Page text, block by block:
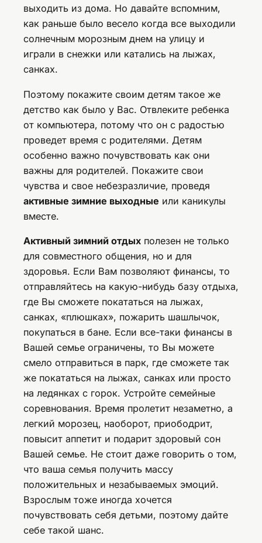
выходить из дома. Но давайте вспомним,
как раньше было весело когда все выходили
солнечным морозным днем на улицу и
играли в снежки или катались на лыжах,
санках.
Поэтому покажите своим детям такое же
детство как было у Вас. Отвлеките ребенка
от компьютера, потому что он с радостью
проведет время с родителями. Детям
особенно важно почувствовать как они
важны для родителей. Покажите свои
чувства и свое небезразличие, проведя
активные зимние выходные или каникулы
вместе.
Активный зимний отдых полезен не только
для совместного общения, но и для
здоровья. Если Вам позволяют финансы, то
отправляйтесь на какую-нибудь базу отдыха,
где Вы сможете покататься на лыжах,
санках, «плюшках», пожарить шашлычок,
покупаться в бане. Если все-таки финансы в
Вашей семье ограничены, то Вы можете
смело отправиться в парк, где сможете так
же покататься на лыжах, санках или просто
на ледянках с горок. Устройте семейные
соревнования. Время пролетит незаметно, а
легкий морозец, наоборот, приободрит,
повысит аппетит и подарит здоровый сон
Вашей семье. Не стоит даже говорить о том,
что ваша семья получить массу
положительных и незабываемых эмоций.
Взрослым тоже иногда хочется
почувствовать себя детьми, поэтому дайте
себе такой шанс.